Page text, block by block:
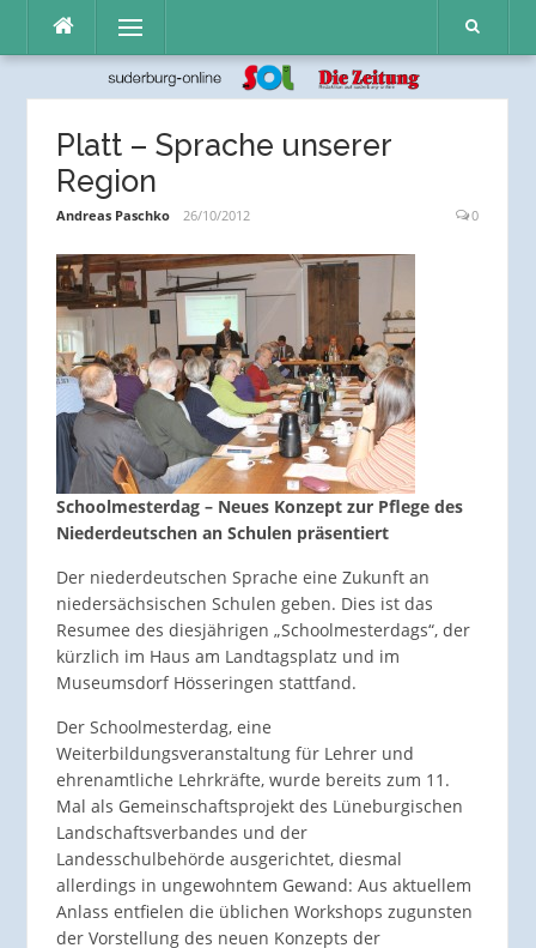
Inhalt
Menü
Platt – Sprache unserer
Region
Andreas Paschko 26/10/2012 0
Schoolmesterdag – Neues Konzept zur Pflege des
Niederdeutschen an Schulen präsentiert
Der niederdeutschen Sprache eine Zukunft an
niedersächsischen Schulen geben. Dies ist das
Resumee des diesjährigen „Schoolmesterdags“, der
kürzlich im Haus am Landtagsplatz und im
Museumsdorf Hösseringen stattfand.
Der Schoolmesterdag, eine
Weiterbildungsveranstaltung für Lehrer und
ehrenamtliche Lehrkräfte, wurde bereits zum 11.
Mal als Gemeinschaftsprojekt des Lüneburgischen
Landschaftsverbandes und der
Landesschulbehörde ausgerichtet, diesmal
allerdings in ungewohntem Gewand: Aus aktuellem
Anlass entfielen die üblichen Workshops zugunsten
der Vorstellung des neuen Konzepts der